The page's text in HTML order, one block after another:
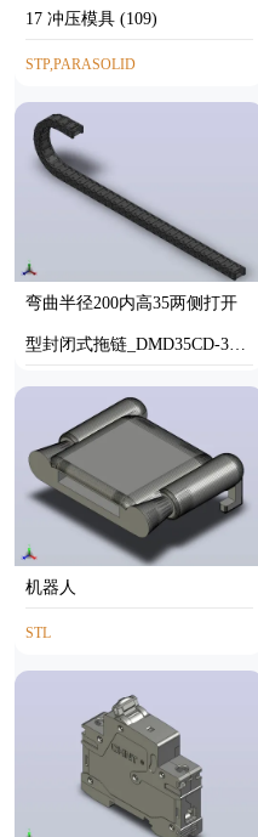
17 冲压模具 (109)
STP,PARASOLID
弯曲半径200内高35两侧打开
型封闭式拖链_DMD35CD-35-7
5-200R-35
SOLIDWORKS
机器人
STL